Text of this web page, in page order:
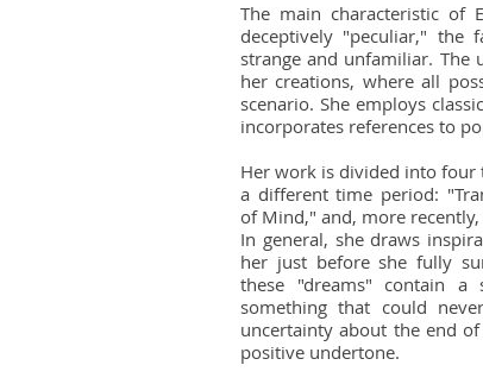
The main characteristic of
deceptively "peculiar," the
strange and unfamiliar. The
her creations, where all
scenario. She employs
incorporates references to
Her work is divided into four
a different time period:
of Mind," and, more
In general, she draws
her just before she fully
these "dreams" contain a
something that could
uncertainty about the end
positive undertone.